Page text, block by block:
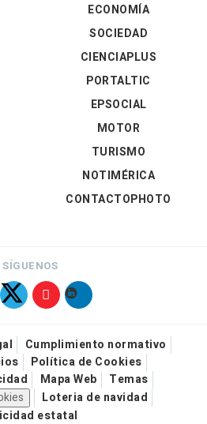
ECONOMÍA
SOCIEDAD
CIENCIAPLUS
PORTALTIC
EPSOCIAL
MOTOR
TURISMO
NOTIMÉRICA
CONTACTOPHOTO
SÍGUENOS
Cumplimiento normativo
Política de Cookies
Mapa Web
Temas
Loteria de navidad
estatal